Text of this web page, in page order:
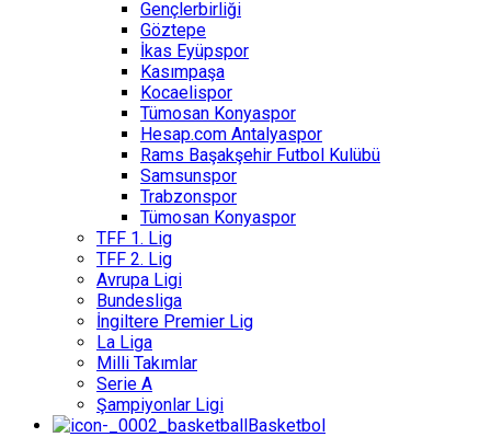
Gençlerbirliği
Göztepe
İkas Eyüpspor
Kasımpaşa
Kocaelispor
Tümosan Konyaspor
Hesap.com Antalyaspor
Rams Başakşehir Futbol Kulübü
Samsunspor
Trabzonspor
Tümosan Konyaspor
TFF 1. Lig
TFF 2. Lig
Avrupa Ligi
Bundesliga
İngiltere Premier Lig
La Liga
Milli Takımlar
Serie A
Şampiyonlar Ligi
Basketbol